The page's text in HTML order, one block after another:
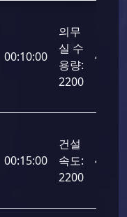
00:10:00
의무
실 수
용량:
2200
4400
00:15:00
건설
속도:
2200
4400